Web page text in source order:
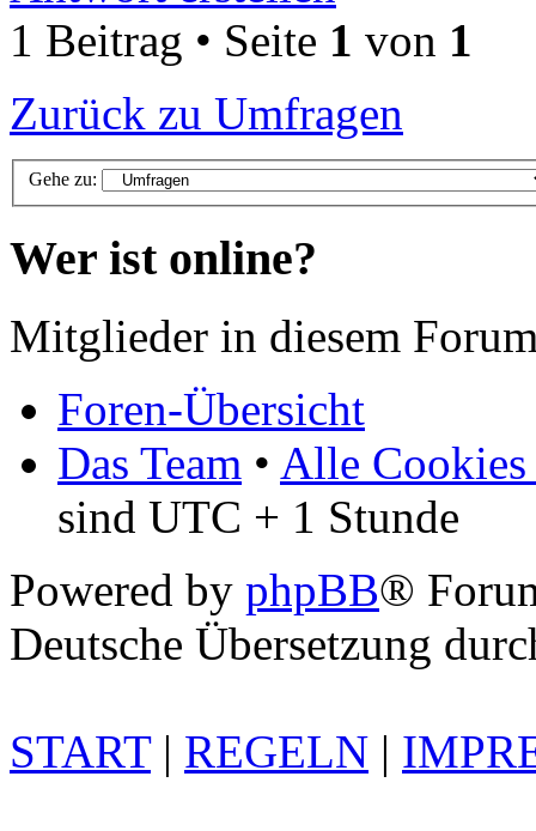
1 Beitrag • Seite 1 von 1
Zurück zu Umfragen
Gehe zu:
Wer ist online?
Mitglieder in diesem
Foren-Übersicht
Das Team • Alle Cookies
sind UTC + 1 Stunde
Powered by phpBB®
Deutsche Übersetzung
START| REGELN |